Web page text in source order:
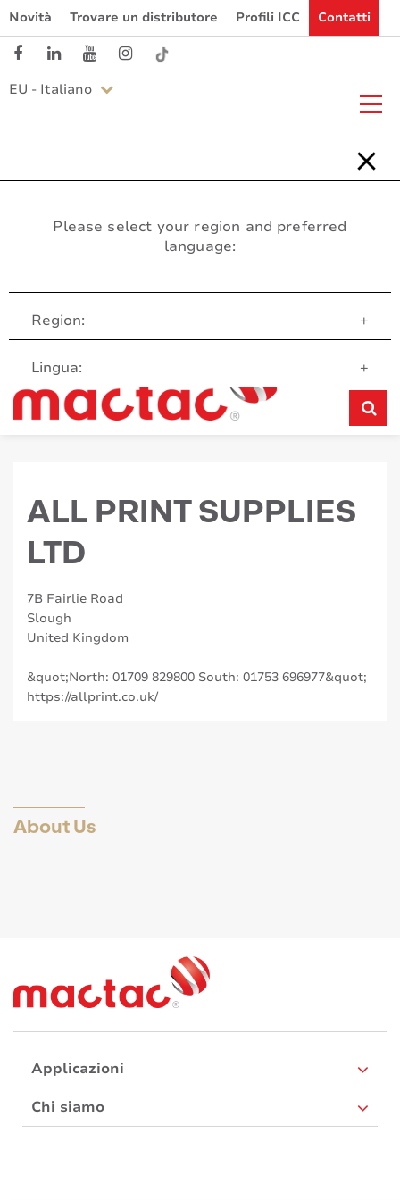
Novità Trovare un distributore Profili ICC Contatti
EU - Italiano
Please select your region and preferred
language:
Region: +
Lingua: +
Servizio clienti
ALL PRINT SUPPLIES
LTD
7B Fairlie Road
Slough
United Kingdom
&quot;North: 01709 829800 South: 01753 696977&quot;
https://allprint.co.uk/
About Us
Applicazioni
Chi siamo